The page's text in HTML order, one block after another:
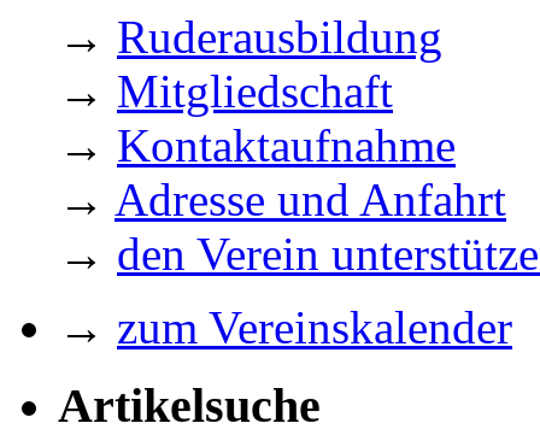
→ Ruderausbildung
→ Mitgliedschaft
→ Kontaktaufnahme
→ Adresse und Anfahrt
→ den Verein
→ zum Vereinskalender
Artikelsuche